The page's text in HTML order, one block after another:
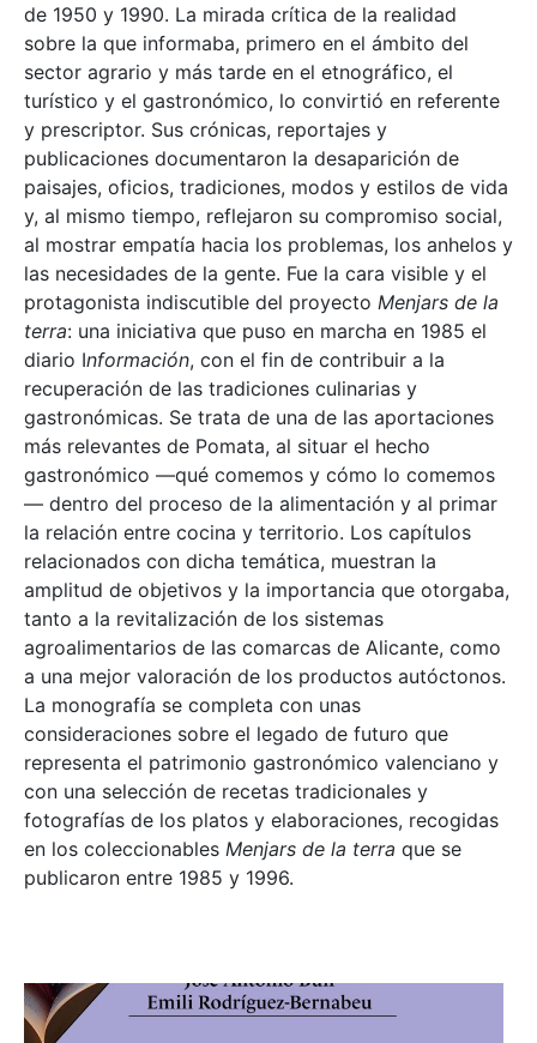
de 1950 y 1990. La mirada crítica de la realidad
sobre la que informaba, primero en el ámbito del
sector agrario y más tarde en el etnográfico, el
turístico y el gastronómico, lo convirtió en referente
y prescriptor. Sus crónicas, reportajes y
publicaciones documentaron la desaparición de
paisajes, oficios, tradiciones, modos y estilos de vida
y, al mismo tiempo, reflejaron su compromiso social,
al mostrar empatía hacia los problemas, los anhelos y
las necesidades de la gente. Fue la cara visible y el
protagonista indiscutible del proyecto Menjars de la
terra: una iniciativa que puso en marcha en 1985 el
diario Información, con el fin de contribuir a la
recuperación de las tradiciones culinarias y
gastronómicas. Se trata de una de las aportaciones
más relevantes de Pomata, al situar el hecho
gastronómico —qué comemos y cómo lo comemos
— dentro del proceso de la alimentación y al primar
la relación entre cocina y territorio. Los capítulos
relacionados con dicha temática, muestran la
amplitud de objetivos y la importancia que otorgaba,
tanto a la revitalización de los sistemas
agroalimentarios de las comarcas de Alicante, como
a una mejor valoración de los productos autóctonos.
La monografía se completa con unas
consideraciones sobre el legado de futuro que
representa el patrimonio gastronómico valenciano y
con una selección de recetas tradicionales y
fotografías de los platos y elaboraciones, recogidas
en los coleccionables Menjars de la terra que se
publicaron entre 1985 y 1996.